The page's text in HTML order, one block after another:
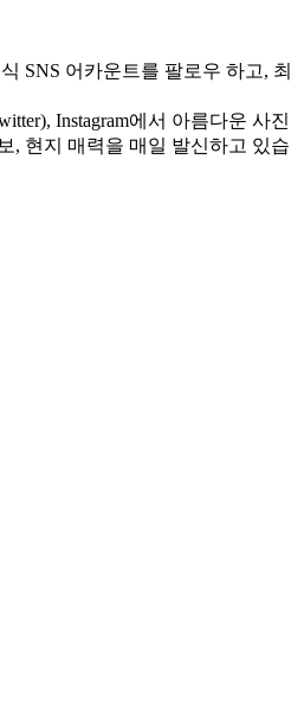
SNS 어카운트를 팔로우 하고, 최
Instagram에서 아름다운 사진
, 현지 매력을 매일 발신하고 있습